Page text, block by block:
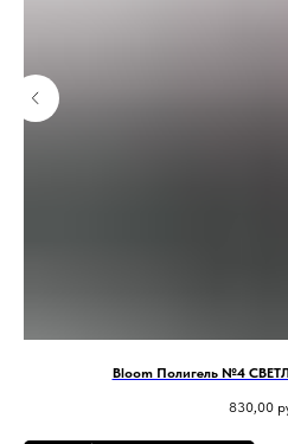
Bloom Полигель №4
830,00